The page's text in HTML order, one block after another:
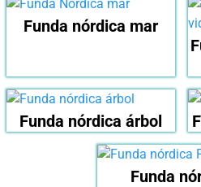
Funda nórdica mar
Funda nórdica árbol
Funda